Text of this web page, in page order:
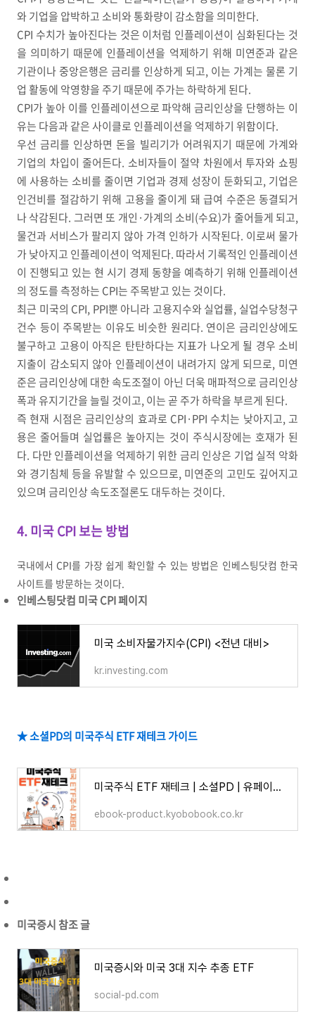
와 기업을 압박하고 소비와 통화량이 감소함을 의미한다.
CPI 수치가 높아진다는 것은 이처럼 인플레이션이 심화된다는 것
을 의미하기 때문에 인플레이션을 억제하기 위해 미연준과 같은
기관이나 중앙은행은 금리를 인상하게 되고, 이는 가계는 물론 기
업 활동에 악영향을 주기 때문에 주가는 하락하게 된다.
CPI가 높아 이를 인플레이션으로 파악해 금리인상을 단행하는 이
유는 다음과 같은 사이클로 인플레이션을 억제하기 위함이다.
우선 금리를 인상하면 돈을 빌리기가 어려워지기 때문에 가계와
기업의 차입이 줄어든다. 소비자들이 절약 차원에서 투자와 쇼핑
에 사용하는 소비를 줄이면 기업과 경제 성장이 둔화되고, 기업은
인건비를 절감하기 위해 고용을 줄이게 돼 급여 수준은 동결되거
나 삭감된다. 그러면 또 개인 ·가계의 소비(수요)가 줄어들게 되고,
물건과 서비스가 팔리지 않아 가격 인하가 시작된다. 이로써 물가
가 낮아지고 인플레이션이 억제된다. 따라서 기록적인 인플레이션
이 진행되고 있는 현 시기 경제 동향을 예측하기 위해 인플레이션
의 정도를 측정하는 CPI는 주목받고 있는 것이다.
최근 미국의 CPI, PPI뿐 아니라 고용지수와 실업률, 실업수당청구
건수 등이 주목받는 이유도 비슷한 원리다. 연이은 금리인상에도
불구하고 고용이 아직은 탄탄하다는 지표가 나오게 될 경우 소비
지출이 감소되지 않아 인플레이션이 내려가지 않게 되므로, 미연
준은 금리인상에 대한 속도조절이 아닌 더욱 매파적으로 금리인상
폭과 유지기간을 늘릴 것이고, 이는 곧 주가 하락을 부르게 된다.
즉 현재 시점은 금리인상의 효과로 CPI·PPI 수치는 낮아지고, 고
용은 줄어들며 실업률은 높아지는 것이 주식시장에는 호재가 된
다. 다만 인플레이션을 억제하기 위한 금리 인상은 기업 실적 악화
와 경기침체 등을 유발할 수 있으므로, 미연준의 고민도 깊어지고
있으며 금리인상 속도조절론도 대두하는 것이다.
4. 미국 CPI 보는 방법
국내에서CPI를 가장 쉽게 확인할 수 있는 방법은 인베스팅닷컴 한국
사이트를 방문하는 것이다.
인베스팅닷컴 미국 CPI 페이지
미국 소비자물가지수(CPI) <전년 대비>
kr.investing.com
★ 소셜PD의 미국주식 ETF 재테크 가이드
미국주식 ETF 재테크 | 소셜PD | 유페이퍼- 교보ebook
ebook-product.kyobobook.co.kr
미국증시 참조 글
미국증시와 미국 3대 지수 추종 ETF
social-pd.com